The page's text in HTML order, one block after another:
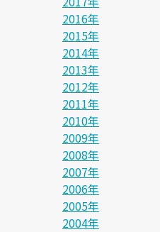
2016年
2015年
2014年
2013年
2012年
2011年
2010年
2009年
2008年
2007年
2006年
2005年
2004年